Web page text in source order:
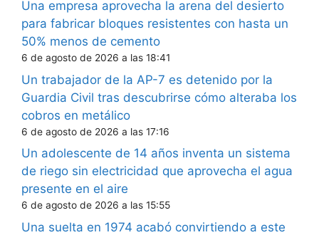
Una empresa aprovecha la arena del desierto
para fabricar bloques resistentes con hasta un
50% menos de cemento
6 de agosto de 2026 a las 18:41
Un trabajador de la AP-7 es detenido por la
Guardia Civil tras descubrirse cómo alteraba los
cobros en metálico
6 de agosto de 2026 a las 17:16
Un adolescente de 14 años inventa un sistema
de riego sin electricidad que aprovecha el agua
presente en el aire
6 de agosto de 2026 a las 15:55
Una suelta en 1974 acabó convirtiendo a este